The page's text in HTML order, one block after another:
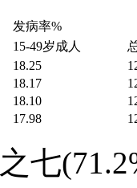
发病率%
15-49岁成人
18.25
18.17
18.10
17.98
七